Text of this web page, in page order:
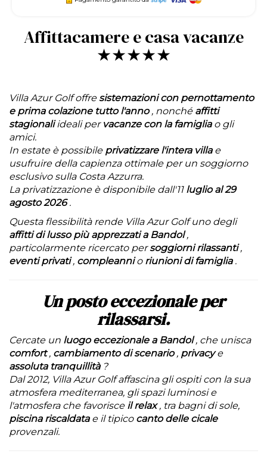
Affittacamere e casa vacanze
★★★★★
Villa Azur Golf offresistemazioni con pernottamento
e prima colazione tutto l'anno, nonché affitti
stagionaliideali per vacanze con la famigliao gli
amici.
In estate è possibile privatizzare l'intera villae
usufruire della capienza ottimale per un soggiorno
esclusivo sulla Costa Azzurra.
La privatizzazione è disponibile dall'11 luglio al 29
agosto 2026.
Questa flessibilità rende Villa Azur Golf uno degli
affitti di lusso più apprezzati a Bandol,
particolarmente ricercato persoggiorni rilassanti,
eventi privati, compleannio riunioni di famiglia.
Un posto eccezionale per
rilassarsi.
Cercate un luogo eccezionale a Bandol, che unisca
comfort, cambiamento di scenario, privacye
assoluta tranquillità?
Dal 2012, Villa Azur Golf affascina gli ospiti con la sua
atmosfera mediterranea, gli spazi luminosi e
l'atmosfera che favorisce il relax, tra bagni di sole,
piscina riscaldatae il tipico canto delle cicale
provenzali.